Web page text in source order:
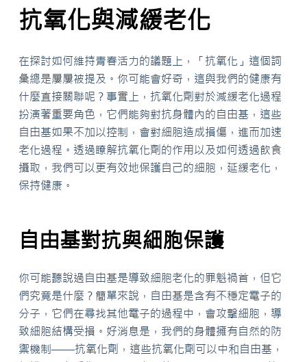
抗氧化與減緩老化
在探討如何維持青春活力的議題上，「抗氧化」這個詞
彙總是屢屢被提及。你可能會好奇，這與我們的健康有
什麼直接關聯呢？事實上，抗氧化劑對於減緩老化過程
扮演著重要角色，它們能夠對抗身體內的自由基，這些
自由基如果不加以控制，會對細胞造成損傷，進而加速
老化過程。透過瞭解抗氧化劑的作用以及如何透過飲食
攝取，我們可以更有效地保護自己的細胞，延緩老化，
保持健康。
自由基對抗與細胞保護
你可能聽說過自由基是導致細胞老化的罪魁禍首，但它
們究竟是什麼？簡單來說，自由基是含有不穩定電子的
分子，它們在尋找其他電子的過程中，會攻擊細胞，導
致細胞結構受損。好消息是，我們的身體擁有自然的防
禦機制——抗氧化劑，這些抗氧化劑可以中和自由基，